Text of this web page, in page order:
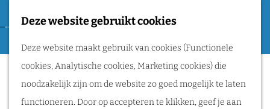
Deze website gebruikt cookies
Deze website maakt gebruik van cookies (Functionele
cookies, Analytische cookies, Marketing cookies) die
noodzakelijk zijn om de website zo goed mogelijk te laten
functioneren. Door op accepteren te klikken, geef je aan
a
F
a
v
o
r
M
e
n
u
Routes
Wandelen
Fietsen
introductieavond
toneelkijker